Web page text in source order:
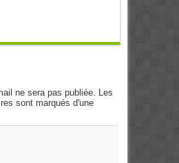
ne sera pas publiée. Les
sont marqués d'une